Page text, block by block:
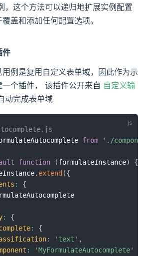
，这个方法可以递归地扩展实例配置
盖和添加任何配置选项。
件
例是复用自定义表单域，因此作为示
个插件， 该插件公开来自 自定义输
动完成表单域
from './
function (formulateInstance)
{
. extend ({
:
{
:
{
:
{
: 'text' ,
:
'MyFormulateAutocomplete'